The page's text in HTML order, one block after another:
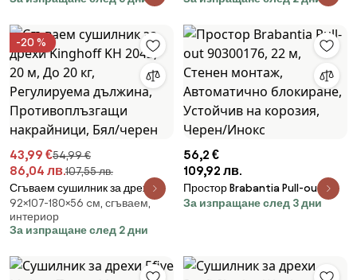
-20 %
43,99 €54,99 €
86,04 лв.107,55 лв.
Сгъваем сушилник за дрехи
Kinghoff KH 2042, 20 м, До 20
кг, Регулируема дължина,
Противоплъзгащи накрайници,
92×107-180×56 cм, сгъваем,
интериор
За изпращане след 2 дни
56,2 €
109,92 лв.
Простор Brabantia Pull-out
90300176, 22 м, Стенен
За изпращане след 3 дни